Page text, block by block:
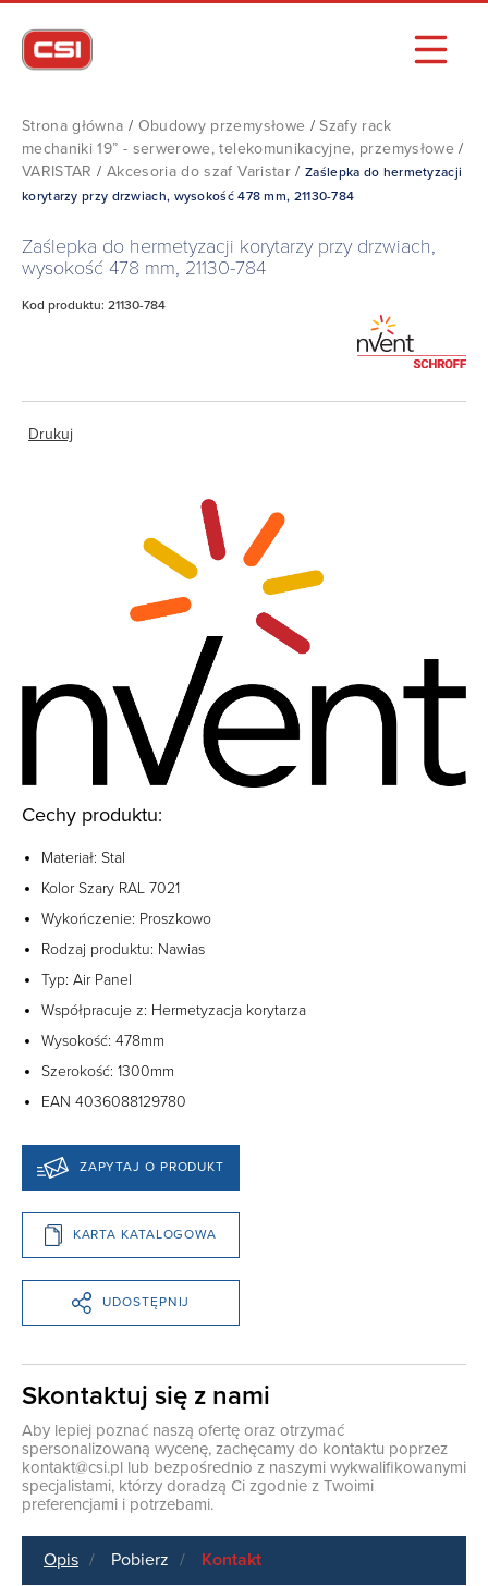
Strona główna / Obudowy przemysłowe /Szafy rack
mechaniki 19” - serwerowe, telekomunikacyjne, przemysłowe /
VARISTAR / Akcesoria do szaf Varistar/Zaślepka do hermetyzacji
korytarzy przy drzwiach, wysokość 478 mm, 21130-784
Zaślepka do hermetyzacji korytarzy przy drzwiach,
wysokość 478 mm, 21130-784
Kod produktu: 21130-784
Drukuj
Cechy produktu:
Materiał: Stal
Kolor Szary RAL 7021
Wykończenie: Proszkowo
Rodzaj produktu: Nawias
Typ: Air Panel
Współpracuje z: Hermetyzacja korytarza
Wysokość: 478mm
Szerokość: 1300mm
EAN 4036088129780
ZAPYTAJ O PRODUKT
KARTA KATALOGOWA
UDOSTĘPNIJ
Skontaktuj się z nami
Aby lepiej poznać naszą ofertę oraz otrzymać
spersonalizowaną wycenę, zachęcamy do kontaktu poprzez
kontakt@csi.pl lub bezpośrednio z naszymi wykwalifikowanymi
specjalistami, którzy doradzą Ci zgodnie z Twoimi
preferencjami i potrzebami.
Opis Pobierz Kontakt